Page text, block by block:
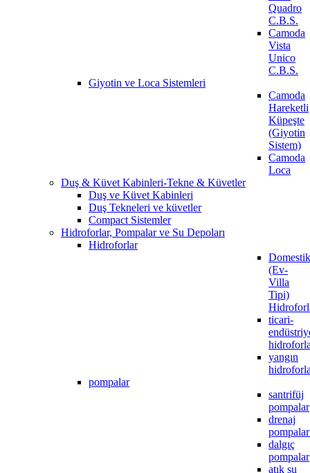
Quadro
C.B.S.
Camoda
Vista
Unico
C.B.S.
Giyotin ve Loca Sistemleri
Camoda
Hareketli
Küpeşte
(Giyotin
Sistem)
Camoda
Loca
Duş & Küvet Kabinleri-Tekne & Küvetler
Duş ve Küvet Kabinleri
Duş Tekneleri ve küvetler
Compact Sistemler
Hidroforlar, Pompalar ve Su Depoları
Hidroforlar
Domestik
(Ev-
Villa
Tipi)
ticari-
yangın
pompalar
santrifüj
pompalar
drenaj
dalgıç
pompalar
atık su